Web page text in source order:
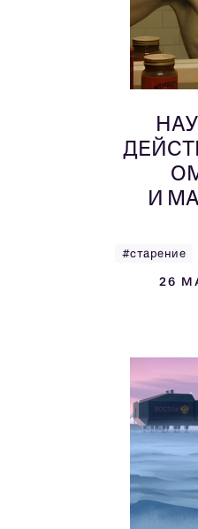
И
#старение
26